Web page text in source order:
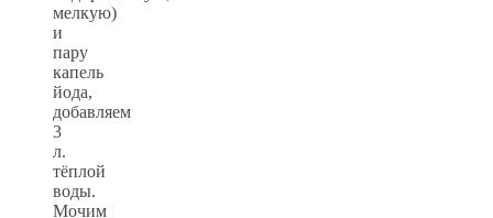
мелкую)
и
пару
капель
йода,
добавляем
3
л.
тёплой
воды.
Мочим